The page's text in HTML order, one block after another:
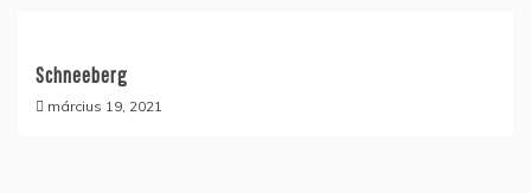
Schneeberg
március 19, 2021